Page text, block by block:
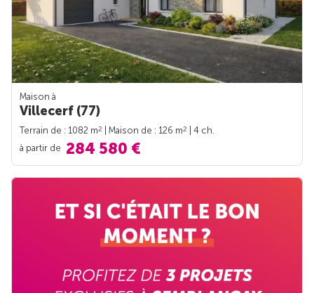
Maison à
Villecerf (77)
Terrain de : 1082 m2 | Maison de : 126 m2
| 4 ch.
à partir de 284 580 €